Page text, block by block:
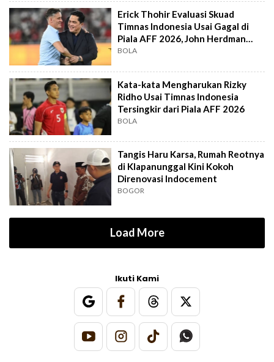
Erick Thohir Evaluasi Skuad
Timnas Indonesia Usai Gagal di
Piala AFF 2026, John Herdman
Out?
BOLA
Kata-kata Mengharukan Rizky
Ridho Usai Timnas Indonesia
Tersingkir dari Piala AFF 2026
BOLA
Tangis Haru Karsa, Rumah Reotnya
di Klapanunggal Kini Kokoh
Direnovasi Indocement
BOGOR
Load More
Ikuti Kami